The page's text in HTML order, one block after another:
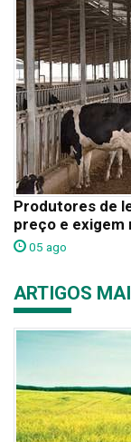
Produtores de
preço e exigem
05 ago
ARTIGOS